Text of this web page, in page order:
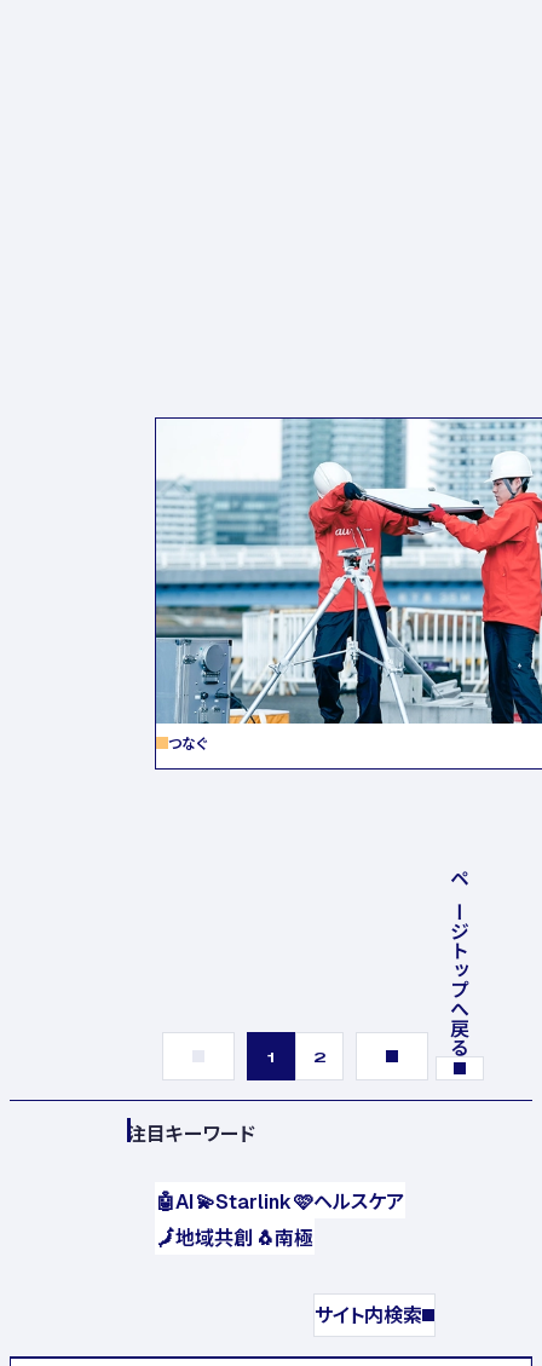
つなぐ
1 2 ページトップへ戻る
注目キーワード
🤖AI💫Starlink🩷ヘルスケア
🗾地域共創 🐧南極
サイト内検索